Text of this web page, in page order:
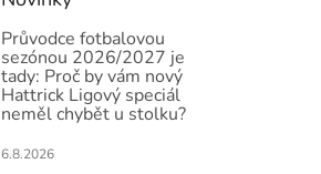
Průvodce fotbalovou
sezónou 2026/2027 je
tady: Proč by vám nový
Hattrick Ligový speciál
neměl chybět u stolku?
6.8.2026